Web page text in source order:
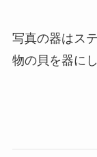
写真の器はス
物の貝を器に